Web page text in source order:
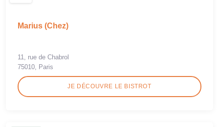
Marius (Chez)
11, rue de Chabrol
75010, Paris
JE DÉCOUVRE LE BISTROT